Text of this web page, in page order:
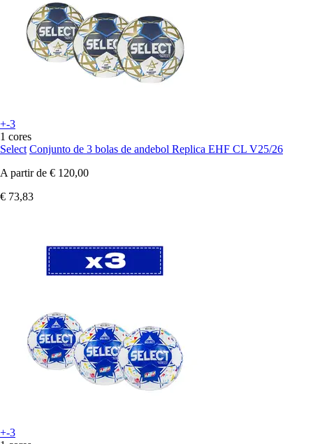
+-3
1 cores
Select Conjunto de 3 bolas de andebol Replica EHF CL V25/26
A partir de € 120,00
€ 73,83
+-3